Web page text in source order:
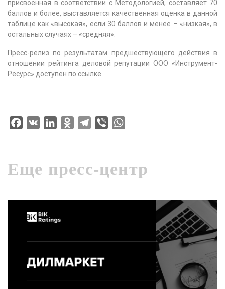
присвоенная в соответствии с Методологией, составляет 70
баллов и более, выставляется качественная оценка в данной
таблице как «высокая», если 30 баллов и менее – «низкая», в
остальных случаях – «средняя».
Пресс-релиз по результатам предшествующего действия в
отношении рейтинга деловой репутации ООО «Инструмент-
Ресурс» доступен по ссылке
Facebook
VK LinkedInOdnoklassniki
Telegram
Viber
Еще пресс-центр